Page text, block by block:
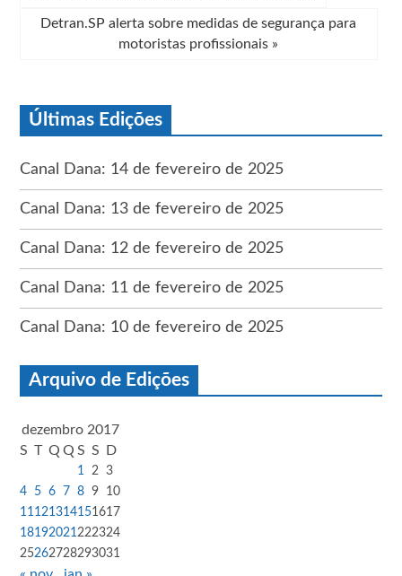
Detran.SP alerta sobre medidas de segurança para
motoristas profissionais »
Últimas Edições
Canal Dana: 14 de fevereiro de 2025
Canal Dana: 13 de fevereiro de 2025
Canal Dana: 12 de fevereiro de 2025
Canal Dana: 11 de fevereiro de 2025
Canal Dana: 10 de fevereiro de 2025
Arquivo de Edições
dezembro 2017
S T Q Q S S D
1 2
3
4
5 6 7 8 9
10
11 121314151617
18192021 222324
25262728293031